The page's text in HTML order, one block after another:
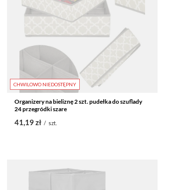
CHWILOWO NIEDOSTĘPNY
Organizery na bieliznę 2 szt. pudełka do szuflady
24 przegródki szare
41,19 zł / szt.